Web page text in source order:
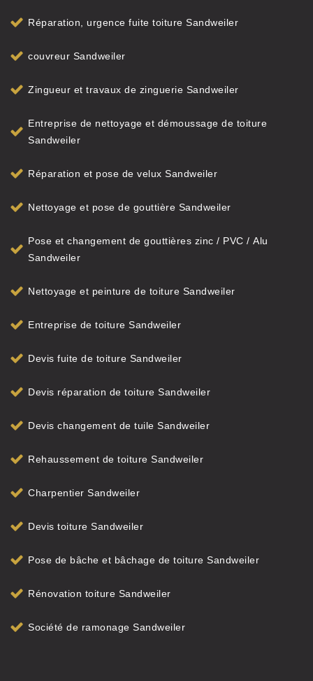
Réparation, urgence fuite toiture Sandweiler
couvreur Sandweiler
Zingueur et travaux de zinguerie Sandweiler
Entreprise de nettoyage et démoussage de toiture
Sandweiler
Réparation et pose de velux Sandweiler
Nettoyage et pose de gouttière Sandweiler
Pose et changement de gouttières zinc / PVC / Alu
Sandweiler
Nettoyage et peinture de toiture Sandweiler
Entreprise de toiture Sandweiler
Devis fuite de toiture Sandweiler
Devis réparation de toiture Sandweiler
Devis changement de tuile Sandweiler
Rehaussement de toiture Sandweiler
Charpentier Sandweiler
Devis toiture Sandweiler
Pose de bâche et bâchage de toiture Sandweiler
Rénovation toiture Sandweiler
Société de ramonage Sandweiler